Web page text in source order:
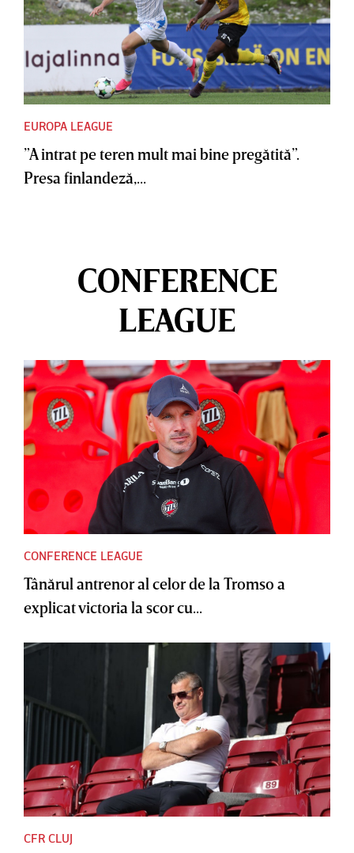
EUROPA LEAGUE
”A intrat pe teren mult mai bine pregătită”.
Presa finlandeză,...
CONFERENCE
LEAGUE
CONFERENCE LEAGUE
Tânărul antrenor al celor de la Tromso a
explicat victoria la scor cu...
CFR CLUJ